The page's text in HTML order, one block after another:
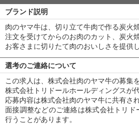
ブランド説明
肉のヤマ牛は、切り立て牛肉で作る炭火
注文を受けてからのお肉のカット、炭火
お客さまに切りたて肉のおいしさを提供
選考のご連絡について
この求人は、株式会社肉のヤマ牛の募集
株式会社トリドールホールディングスが
応募内容は株式会社肉のヤマ牛に共有され
面接調整などのご連絡は株式会社トリド
行うことがあります。